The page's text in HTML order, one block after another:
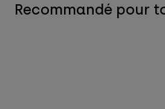
Recommandé pour